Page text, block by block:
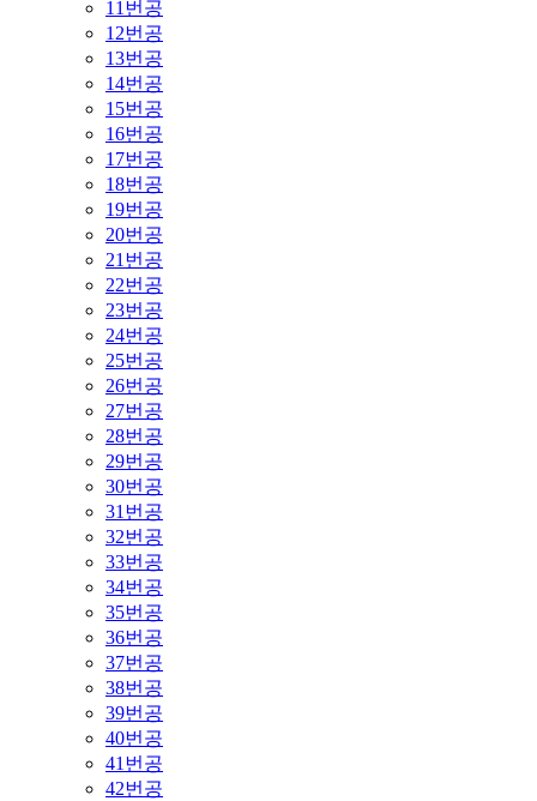
11번공
12번공
13번공
14번공
15번공
16번공
17번공
18번공
19번공
20번공
21번공
22번공
23번공
24번공
25번공
26번공
27번공
28번공
29번공
30번공
31번공
32번공
33번공
34번공
35번공
36번공
37번공
38번공
39번공
40번공
41번공
42번공